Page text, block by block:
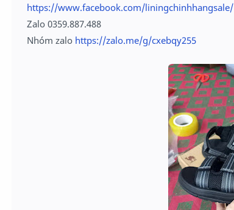
https://www.facebook.com/liningchinhhangsale/
Zalo 0359.887.488
Nhóm zalo https://zalo.me/g/cxebqy255